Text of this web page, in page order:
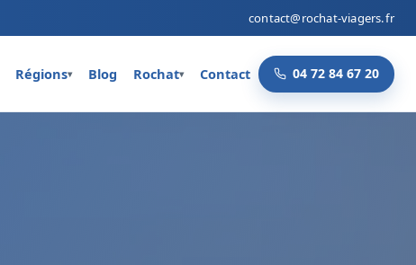
contact@rochat-viagers.fr
Régions▾ Blog Rochat▾ Contact 04 72 84 67 20